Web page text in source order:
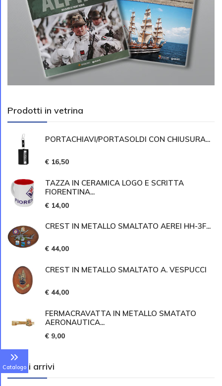
Catalogo
Prodotti in vetrina
PORTACHIAVI/PORTASOLDI CON CHIUSURA...
€ 16,50
TAZZA IN CERAMICA LOGO E SCRITTA
FIORENTINA...
€ 14,00
CREST IN METALLO SMALTATO AEREI HH-3F...
€ 44,00
CREST IN METALLO SMALTATO A. VESPUCCI
€ 44,00
FERMACRAVATTA IN METALLO SMATATO
AERONAUTICA...
€ 9,00
Ultimi arrivi